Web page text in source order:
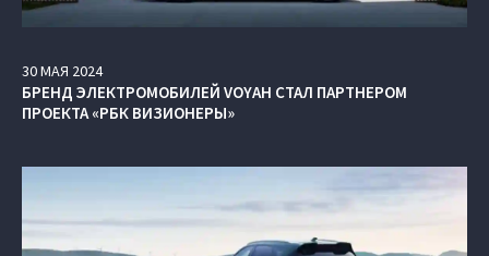
30МАЯ 2024
БРЕНД ЭЛЕКТРОМОБИЛЕЙ VOYAH СТАЛ ПАРТНЕРОМ
ПРОЕКТА «РБК ВИЗИОНЕРЫ»